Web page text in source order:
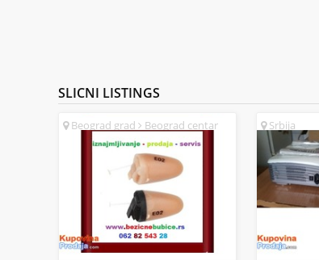
SLICNI LISTINGS
Beograd grad Beograd centar
Srbija